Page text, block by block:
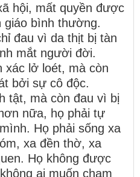
hội, mất quyền được
giáo bình thường.
đau vì da thịt bị tàn
mắt người đời.
xác lở loét, mà còn
bởi sự cô độc.
tật, mà còn đau vì bị
nữa, họ phải tự
Họ phải sống xa
xa đền thờ, xa
Họ không được
ai muốn chạm